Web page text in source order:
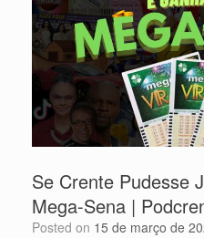
Se Crente Pudesse
Mega-Sena |
Posted on 15 de março de